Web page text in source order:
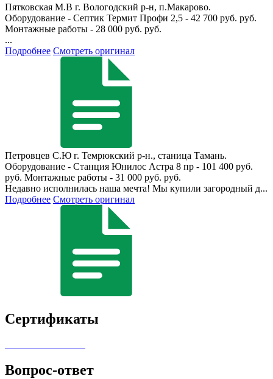
Пятковская М.В г. Вологодский р-н, п.Макарово.
Оборудование - Септик Термит Профи 2,5 - 42 700 руб. руб.
Монтажные работы - 28 000 руб. руб.
...
Подробнее Смотреть оригинал
Петровцев С.Ю г. Темрюкский р-н., станица Тамань.
Оборудование - Станция Юнилос Астра 8 пр - 101 400 руб.
руб. Монтажные работы - 31 000 руб. руб.
Недавно исполнилась наша мечта! Мы купили загородный д...
Подробнее Смотреть оригинал
Сертификаты
Вопрос-ответ